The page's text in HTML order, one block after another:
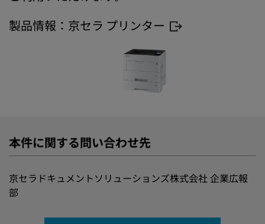
製品情報： 京セラ プリンター
本件に関する問い合わせ先
京セラドキュメントソリューションズ株式会社 企業広報
部